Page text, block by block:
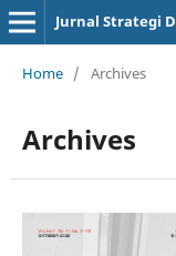
Jurnal Strategi
Home / Archives
Archives